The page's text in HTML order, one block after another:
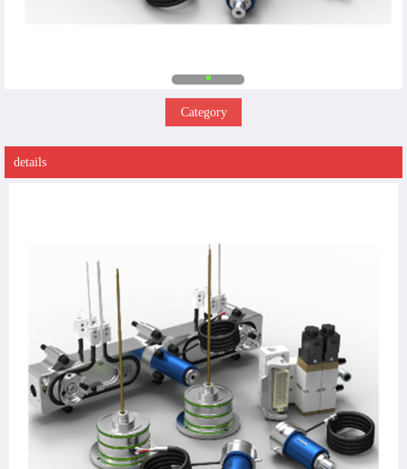
Category
details